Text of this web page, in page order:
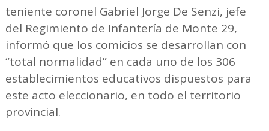
teniente coronel Gabriel Jorge De Senzi, jefe
del Regimiento de Infantería de Monte 29,
informó que los comicios se desarrollan con
“total normalidad” en cada uno de los 306
establecimientos educativos dispuestos para
este acto eleccionario, en todo el territorio
provincial.